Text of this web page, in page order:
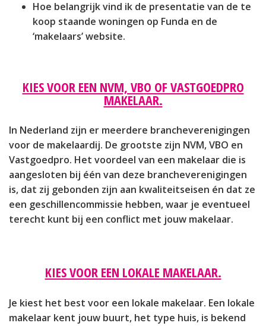
Hoe belangrijk vind ik de presentatie van de te
koop staande woningen op Funda en de
‘makelaars’ website.
KIES VOOR EEN NVM, VBO OF VASTGOEDPRO
MAKELAAR.
In Nederland zijn er meerdere brancheverenigingen
voor de makelaardij. De grootste zijn NVM, VBO en
Vastgoedpro. Het voordeel van een makelaar die is
aangesloten bij één van deze brancheverenigingen
is, dat zij gebonden zijn aan kwaliteitseisen én dat ze
een geschillencommissie hebben, waar je eventueel
terecht kunt bij een conflict met jouw makelaar.
KIES VOOR EEN LOKALE MAKELAAR.
Je kiest het best voor een lokale makelaar. Een lokale
makelaar kent jouw buurt, het type huis, is bekend